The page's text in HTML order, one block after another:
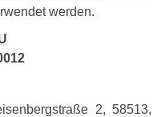
werden.
2, 58513,